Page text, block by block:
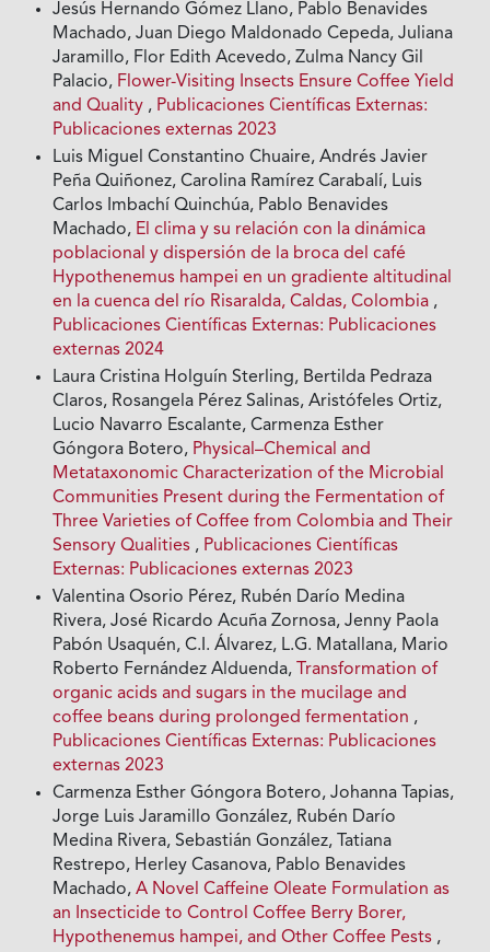
Jesús Hernando Gómez Llano, Pablo Benavides
Machado, Juan Diego Maldonado Cepeda, Juliana
Jaramillo, Flor Edith Acevedo, Zulma Nancy Gil
Palacio, Flower-Visiting Insects Ensure Coffee Yield
and Quality , Publicaciones Científicas Externas:
Publicaciones externas 2023
Luis Miguel Constantino Chuaire, Andrés Javier
Peña Quiñonez, Carolina Ramírez Carabalí, Luis
Carlos Imbachí Quinchúa, Pablo Benavides
Machado, El clima y su relación con la dinámica
poblacional y dispersión de la broca del café
Hypothenemus hampei en un gradiente altitudinal
en la cuenca del río Risaralda, Caldas, Colombia ,
Publicaciones Científicas Externas: Publicaciones
externas 2024
Laura Cristina Holguín Sterling, Bertilda Pedraza
Claros, Rosangela Pérez Salinas, Aristófeles Ortiz,
Lucio Navarro Escalante, Carmenza Esther
Góngora Botero, Physical–Chemical and
Metataxonomic Characterization of the Microbial
Communities Present during the Fermentation of
Three Varieties of Coffee from Colombia and Their
Sensory Qualities , Publicaciones Científicas
Externas: Publicaciones externas 2023
Valentina Osorio Pérez, Rubén Darío Medina
Rivera, José Ricardo Acuña Zornosa, Jenny Paola
Pabón Usaquén, C.I. Álvarez, L.G. Matallana, Mario
Roberto Fernández Alduenda, Transformation of
organic acids and sugars in the mucilage and
coffee beans during prolonged fermentation ,
Publicaciones Científicas Externas: Publicaciones
externas 2023
Carmenza Esther Góngora Botero, Johanna Tapias,
Jorge Luis Jaramillo González, Rubén Darío
Medina Rivera, Sebastián González, Tatiana
Restrepo, Herley Casanova, Pablo Benavides
Machado,A Novel Caffeine Oleate Formulation as
an Insecticide to Control Coffee Berry Borer,
Hypothenemus hampei, and Other Coffee Pests ,